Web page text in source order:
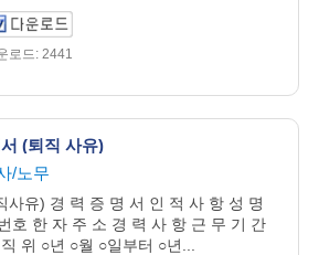
로드: 2441
(퇴직 사유)
/노무
사유) 경 력 증 명 서 인 적 사 항 성 명
호 한 자 주 소 경 력 사 항 근 무 기 간
위 ○년 ○월 ○일부터 ○년...